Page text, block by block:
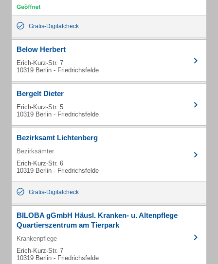
Gratis-Digitalcheck
Below Herbert
Erich-Kurz-Str. 7
10319 Berlin - Friedrichsfelde
Bergelt Dieter
Erich-Kurz-Str. 5
10319 Berlin - Friedrichsfelde
Bezirksamt Lichtenberg
Bezirksämter
Erich-Kurz-Str. 6
10319 Berlin - Friedrichsfelde
Gratis-Digitalcheck
BILOBA gGmbH Häusl. Kranken- u. Altenpflege
Quartierszentrum am Tierpark
Krankenpflege
Erich-Kurz-Str. 7
10319 Berlin - Friedrichsfelde